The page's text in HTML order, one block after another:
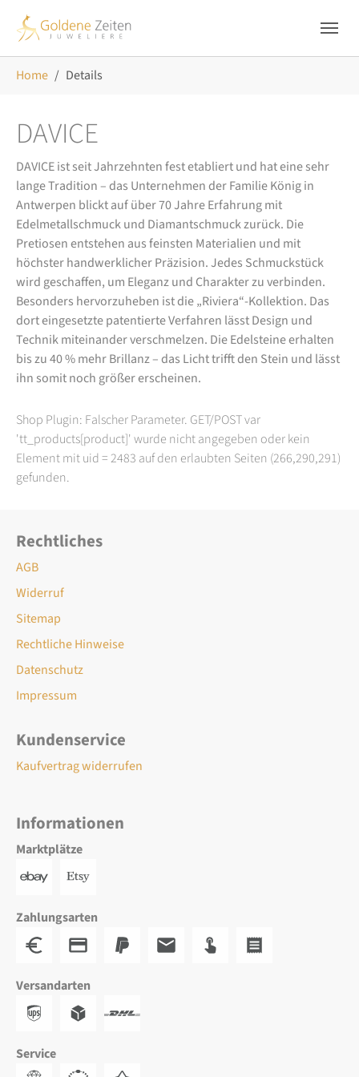
Home Details
DAVICE
DAVICE ist seit Jahrzehnten fest etabliert und hat eine sehr
lange Tradition – das Unternehmen der Familie König in
Antwerpen blickt auf über 70 Jahre Erfahrung mit
Edelmetallschmuck und Diamantschmuck zurück. Die
Pretiosen entstehen aus feinsten Materialien und mit
höchster handwerklicher Präzision. Jedes Schmuckstück
wird geschaffen, um Eleganz und Charakter zu verbinden.
Besonders hervorzuheben ist die „Riviera“-Kollektion. Das
dort eingesetzte patentierte Verfahren lässt Design und
Technik miteinander verschmelzen. Die Edelsteine erhalten
bis zu 40 % mehr Brillanz – das Licht trifft den Stein und lässt
ihn somit noch größer erscheinen.
Shop Plugin: Falscher Parameter. GET/POST var
'tt_products[product]' wurde nicht angegeben oder kein
Element mit uid = 2483 auf den erlaubten Seiten (266,290,291)
gefunden.
Rechtliches
AGB
Widerruf
Sitemap
Rechtliche Hinweise
Datenschutz
Impressum
Kundenservice
Kaufvertrag widerrufen
Informationen
Marktplätze
Zahlungsarten
Versandarten
Service